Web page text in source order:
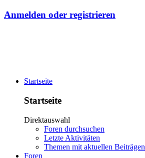
Anmelden oder registrieren
Startseite
Startseite
Direktauswahl
Foren durchsuchen
Letzte Aktivitäten
Themen mit aktuellen Beiträgen
Foren